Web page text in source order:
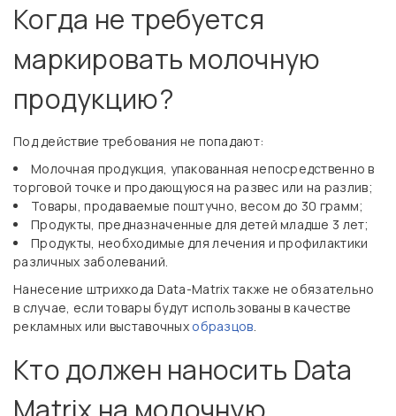
Когда не требуется
маркировать молочную
продукцию?
Под действие требования не попадают:
Молочная продукция, упакованная непосредственно в
торговой точке и продающуюся на развес или на разлив;
Товары, продаваемые поштучно, весом до 30 грамм;
Продукты, предназначенные для детей младше 3 лет;
Продукты, необходимые для лечения и профилактики
различных заболеваний.
Нанесение штрихкода Data-Matrix также не обязательно
в случае, если товары будут использованы в качестве
рекламных или выставочных образцов.
Кто должен наносить Data